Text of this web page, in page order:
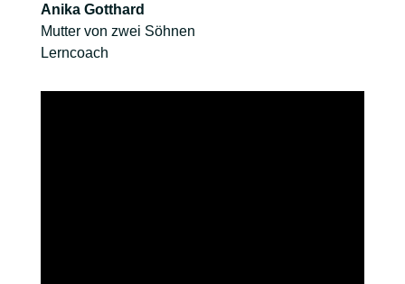
Anika Gotthard
Mutter von zwei Söhnen
Lerncoach